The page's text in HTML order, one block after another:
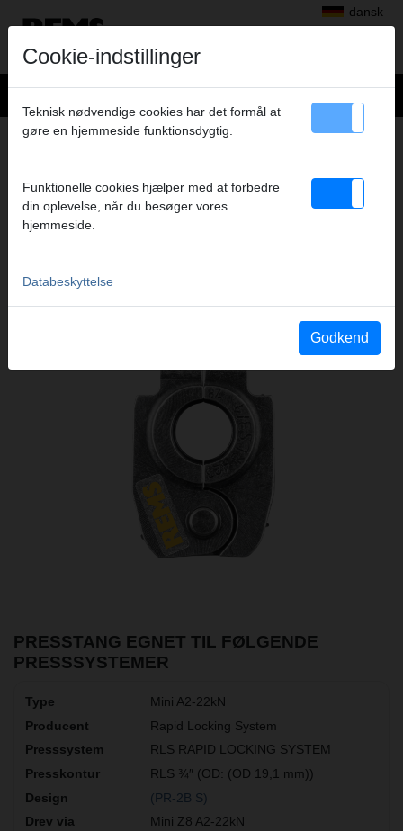
dansk
Produkter>Radialpress>REMS presstænger Mini/REMS pressringe
REMSPRESSRING RLS 3/4"
(PR-2B S)
Katalogauszüge
PRESSTANG EGNET TIL FØLGENDE
PRESSSYSTEMER
Mini A2-22kN
Rapid Locking System
RLS RAPID LOCKING SYSTEM
RLS ¾″ (OD: (OD 19,1 mm))
(PR-2B S)
Mini Z8 A2-22kN
Cookie-indstillinger
Teknisk nødvendige cookies har det formål at
gøre en hjemmeside funktionsdygtig.
Funktionelle cookies hjælper med at forbedre
din oplevelse, når du besøger vores
hjemmeside.
Databeskyttelse
Godkend